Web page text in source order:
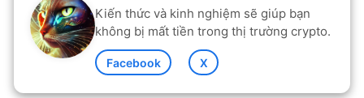
Kiến thức và kinh nghiệm sẽ giúp bạn
không bị mất tiền trong thị trường crypto.
Facebook X